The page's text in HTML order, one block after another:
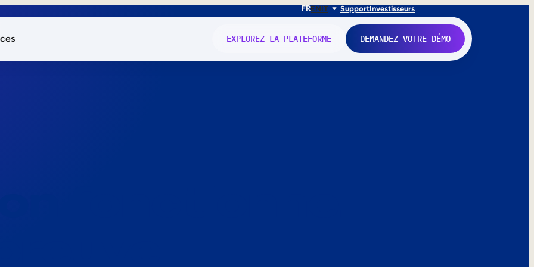
FRENIT SupportInvestisseurs
EXPLOREZ LA PLATEFORME DEMANDEZ VOTRE DÉMO